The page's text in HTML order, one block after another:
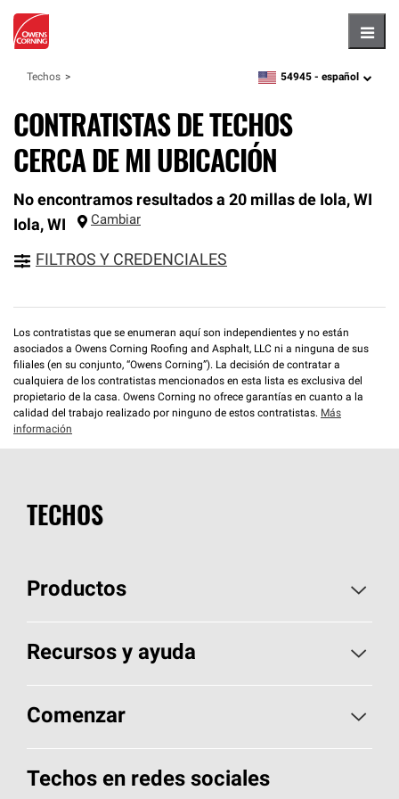
Techos zipcode,language
54945 - español
CONTRATISTAS DE TECHOS
CERCA DE MI UBICACIÓN
No encontramos resultados a 20 millas de Iola, WI
Iola, WI Cambiar
FILTROS Y CREDENCIALES
Los contratistas que se enumeran aquí son independientes y no están
asociados a Owens Corning Roofing and Asphalt, LLC ni a ninguna de sus
filiales (en su conjunto, “Owens Corning”). La decisión de contratar a
cualquiera de los contratistas mencionados en esta lista es exclusiva del
propietario de la casa. Owens Corning no ofrece garantías en cuanto a la
calidad del trabajo realizado por ninguno de estos contratistas. Más
información
TECHOS
Productos
Elija sus tejas
Encuentre un contratista
Componentes para techos
Recursos y ayuda
Aspectos básicos sobre techos
Herramientas de diseño y color
Comenzar
Llame al 1-800-GET-PINK®
Techos en redes sociales